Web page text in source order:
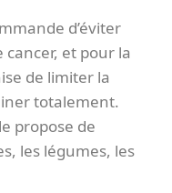
d’éviter
cancer, et pour la
de limiter la
totalement.
propose de
les légumes, les